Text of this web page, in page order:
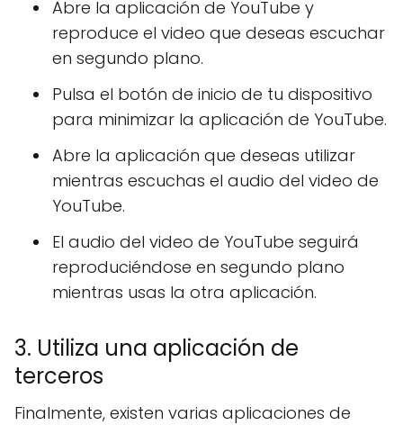
Abre la aplicación de YouTube y
reproduce el video que deseas escuchar
en segundo plano.
Pulsa el botón de inicio de tu dispositivo
para minimizar la aplicación de YouTube.
Abre la aplicación que deseas utilizar
mientras escuchas el audio del video de
YouTube.
El audio del video de YouTube seguirá
reproduciéndose en segundo plano
mientras usas la otra aplicación.
3. Utiliza una aplicación de
terceros
Finalmente, existen varias aplicaciones de